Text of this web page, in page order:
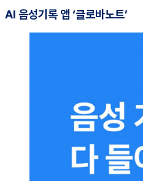
AI 음성기록 앱 ‘클로바노트’